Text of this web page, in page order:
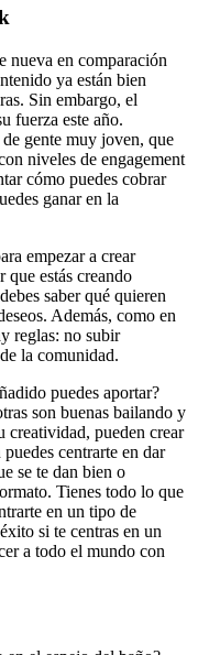
nueva en comparación
ya están bien
Sin embargo, el
fuerza este año.
gente muy joven, que
niveles de engagement
cómo puedes cobrar
ganar en la
empezar a crear
estás creando
saber qué quieren
Además, como en
reglas: no subir
la comunidad.
puedes aportar?
son buenas bailando y
creatividad, pueden crear
centrarte en dar
se te dan bien o
Tienes todo lo que
en un tipo de
si te centras en un
a todo el mundo con